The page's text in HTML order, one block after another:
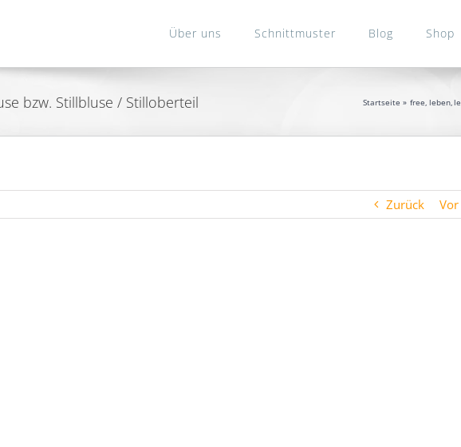
Über uns Schnittmuster Blog Shop
bzw. Stillbluse / Stilloberteil Startseite free leben
Zurück Vor